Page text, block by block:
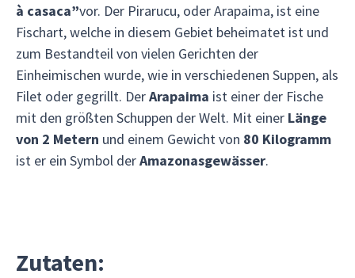
à casaca”vor. Der Pirarucu, oder Arapaima, ist eine
Fischart, welche in diesem Gebiet beheimatet ist und
zum Bestandteil von vielen Gerichten der
Einheimischen wurde, wie in verschiedenen Suppen, als
Filet oder gegrillt. DerArapaima ist einer der Fische
mit den größten Schuppen der Welt. Mit einer Länge
von 2 Metern und einem Gewicht von 80 Kilogramm
ist er ein Symbol derAmazonasgewässer.
Zutaten: